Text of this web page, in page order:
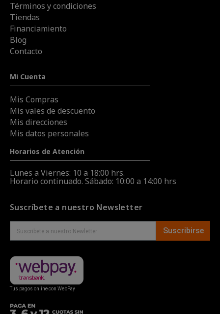
Términos y condiciones
Tiendas
Financiamiento
Blog
Contacto
Mi Cuenta
Mis Compras
Mis vales de descuento
Mis direcciones
Mis datos personales
Horarios de Atención
Lunes a Viernes: 10 a 18:00 hrs.
Horario continuado. Sábado: 10:00 a 14:00 hrs
Suscríbete a nuestro Newsletter
Suscribirse
Tus pagos online con WebPay